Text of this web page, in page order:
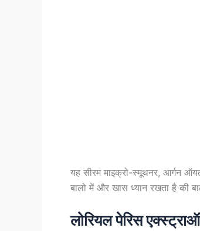
यह सीरम माइक्रो-स्मूथनर, आर्गन
बालो में और खास ध्यान रखता है की
लोरियल पेरिस